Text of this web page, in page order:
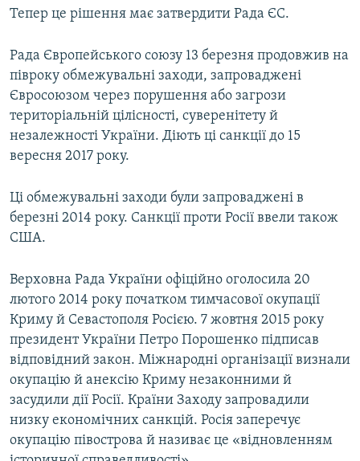
Тепер це рішення має затвердити Рада ЄС.
Рада Європейського союзу 13 березня продовжив на
півроку обмежувальні заходи, запроваджені
Євросоюзом через порушення або загрози
територіальній цілісності, суверенітету й
незалежності України. Діють ці санкції до 15
вересня 2017 року.
Ці обмежувальні заходи були запроваджені в
березні 2014 року. Санкції проти Росії ввели також
США.
Верховна Рада України офіційно оголосила 20
лютого 2014 року початком тимчасової окупації
Криму й Севастополя Росією. 7 жовтня 2015 року
президент України Петро Порошенко підписав
відповідний закон. Міжнародні організації визнали
окупацію й анексію Криму незаконними й
засудили дії Росії. Країни Заходу запровадили
низку економічних санкцій. Росія заперечує
окупацію півострова й називає це «відновленням